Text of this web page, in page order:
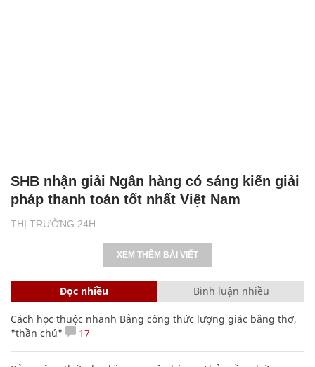
THỊ TRƯỜNG 24H
SHB nhận giải Ngân hàng có sáng kiến giải
pháp thanh toán tốt nhất Việt Nam
XEM THÊM BÀI VIẾT
Đọc nhiều Bình luận nhiều
Cách học thuộc nhanh Bảng công thức lượng giác bằng thơ,
"thần chú"
17